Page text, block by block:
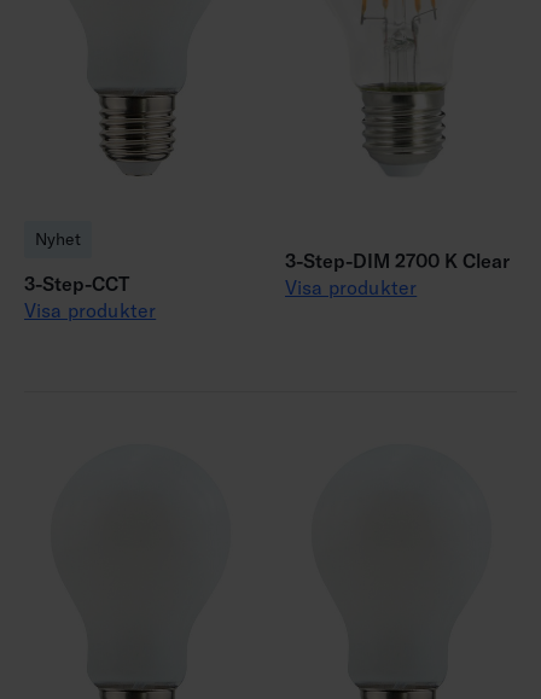
Nyhet
3-Step-CCT
Visa produkter
3-Step-DIM 2700 K Clear
Visa produkter